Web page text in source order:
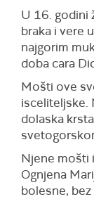
U 16. godini
braka i vere
najgorim
doba cara
Mošti ove
isceliteljske.
dolaska
Njene mošti
Ognjena
bolesne,